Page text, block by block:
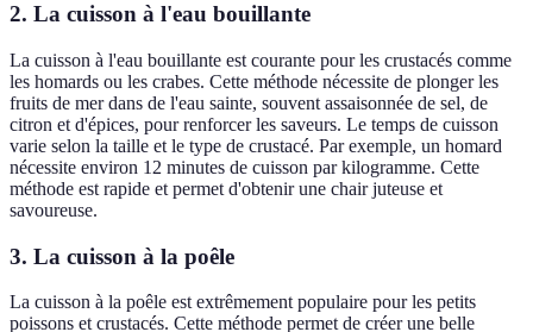
2. La cuisson à l'eau bouillante
La cuisson à l'eau bouillante est courante pour les crustacés comme
les homards ou les crabes. Cette méthode nécessite de plonger les
fruits de mer dans de l'eau sainte, souvent assaisonnée de sel, de
citron et d'épices, pour renforcer les saveurs. Le temps de cuisson
varie selon la taille et le type de crustacé. Par exemple, un homard
nécessite environ 12 minutes de cuisson par kilogramme. Cette
méthode est rapide et permet d'obtenir une chair juteuse et
savoureuse.
3. La cuisson à la poêle
La cuisson à la poêle est extrêmement populaire pour les petits
poissons et crustacés. Cette méthode permet de créer une belle